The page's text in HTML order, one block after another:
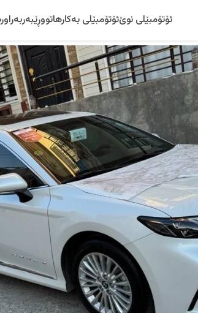
ئۆتۆمبێلی نوێئۆتۆمبێلی بەکارهاتووڕێبەر